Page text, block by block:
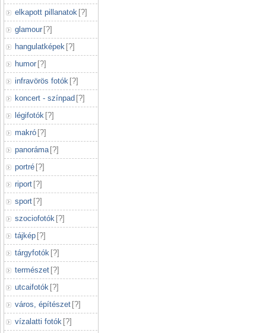
elkapott pillanatok [?]
glamour [?]
hangulatképek [?]
humor [?]
infravörös fotók [?]
koncert - színpad [?]
légifotók [?]
makró [?]
panoráma [?]
portré [?]
riport [?]
sport [?]
szociofotók [?]
tájkép [?]
tárgyfotók [?]
természet [?]
utcaifotók [?]
város, építészet [?]
vízalatti fotók [?]